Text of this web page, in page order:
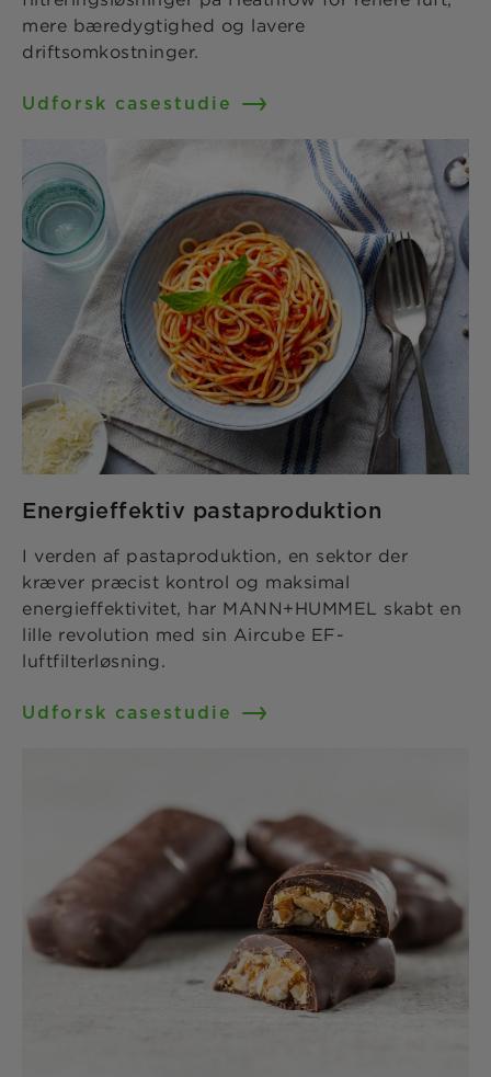
mere bæredygtighed og lavere
driftsomkostninger.
Udforsk casestudie
Energieffektiv pastaproduktion
I verden af pastaproduktion, en sektor der
kræver præcist kontrol og maksimal
energieffektivitet, har MANN+HUMMEL skabt en
lille revolution med sin Aircube EF-
luftfilterløsning.
Udforsk casestudie